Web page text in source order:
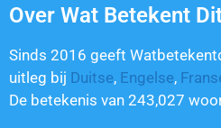
Over Wat Betekent
Sinds 2016 geeft
uitleg bij Duitse, Engelse,
De betekenis van 243,027